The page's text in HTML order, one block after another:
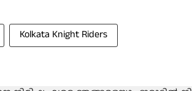
Kolkata Knight Riders